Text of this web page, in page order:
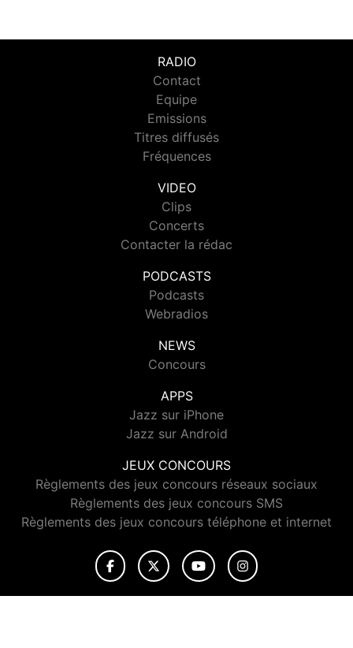
RADIO
Contact
Equipe
Emissions
Titres diffusés
Fréquences
VIDEO
Clips
Concerts
Contacter la rédac
PODCASTS
Podcasts
Webradios
NEWS
Concours
APPS
Jazz sur iPhone
Jazz sur Android
JEUX CONCOURS
Règlements des jeux concours réseaux sociaux
Règlements des jeux concours SMS
Règlements des jeux concours téléphone et internet